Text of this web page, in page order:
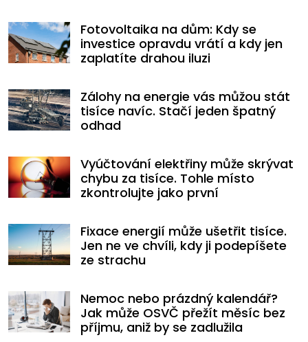
Fotovoltaika na dům: Kdy se
investice opravdu vrátí a kdy jen
zaplatíte drahou iluzi
Zálohy na energie vás můžou stát
tisíce navíc. Stačí jeden špatný
odhad
Vyúčtování elektřiny může skrývat
chybu za tisíce. Tohle místo
zkontrolujte jako první
Fixace energií může ušetřit tisíce.
Jen ne ve chvíli, kdy ji podepíšete
ze strachu
Nemoc nebo prázdný kalendář?
Jak může OSVČ přežít měsíc bez
příjmu, aniž by se zadlužila